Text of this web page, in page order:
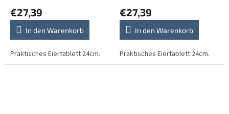
€27,39
In den Warenkorb
Praktisches Eiertablett 24cm.
€27,39
In den Warenkorb
Praktisches Eiertablett 24cm.